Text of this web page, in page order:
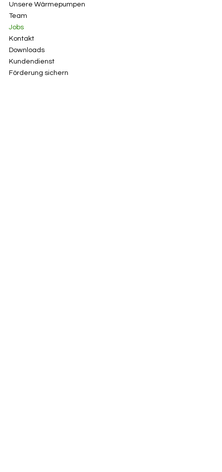
Unsere Wärmepumpen
Team
Jobs
Kontakt
Downloads
Kundendienst
Förderung sichern